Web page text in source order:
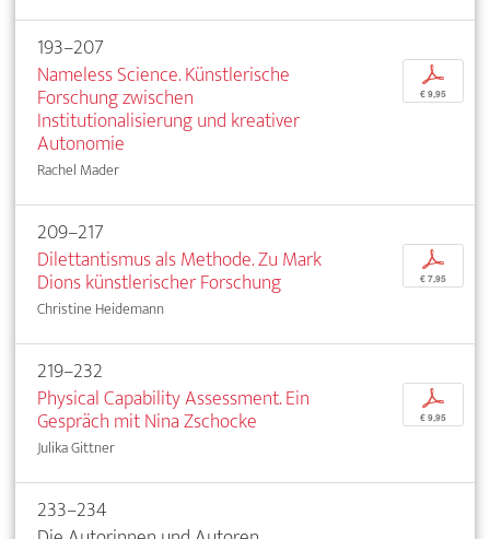
193–207
Nameless Science. Künstlerische
Forschung zwischen
Institutionalisierung und kreativer
Autonomie
Rachel Mader
p
€ 9,95
209–217
Dilettantismus als Methode. Zu Mark
Dions künstlerischer Forschung
Christine Heidemann
p
€ 7,95
219–232
Physical Capability Assessment. Ein
Gespräch mit Nina Zschocke
Julika Gittner
p
€ 9,95
233–234